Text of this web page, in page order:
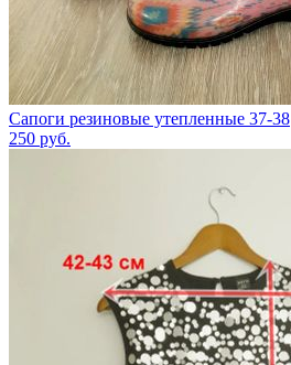
Сапоги резиновые утепленные 37-38
250 руб.